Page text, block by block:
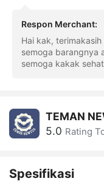
Respon Merchant:
Hai kak,
semoga barangnya
semoga kakak
TEMAN
5.0 Rating
Spesifikasi